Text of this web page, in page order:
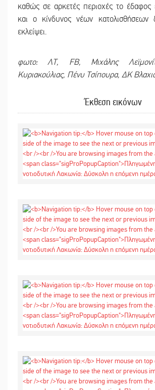
καθώς σε αρκετές περιοχές το έδαφος
και ο κίνδυνος νέων κατολισθήσεων
εκλείψει.
φωτο: ΛΤ, FB, Μιχάλης
Κυριακούλιας, Πένυ Τσίπουρα, ΔΚ
Έκθεση εικόνων